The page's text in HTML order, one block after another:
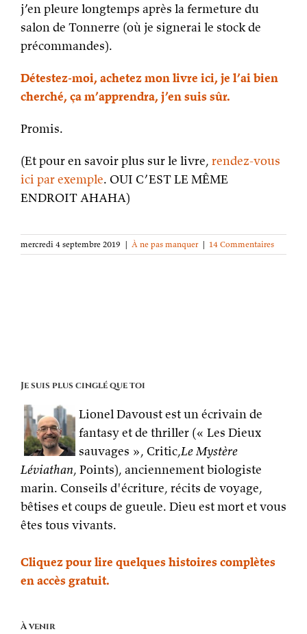
j’en pleure longtemps après la fermeture du
salon de Tonnerre (où je signerai le stock de
précommandes).
Détestez-moi, achetez mon livre ici, je l’ai bien
cherché, ça m’apprendra, j’en suis sûr.
Promis.
(Et pour en savoir plus sur le livre, rendez-vous
ici par exemple. OUI C’EST LE MÊME
ENDROIT AHAHA)
mercredi 4 septembre 2019 | À ne pas manquer | 14 Commentaires
Je suis plus cinglé que toi
Lionel Davoust est un écrivain de
fantasy et de thriller (« Les Dieux
sauvages », Critic,Le Mystère
Léviathan, Points), anciennement biologiste
marin. Conseils d'écriture, récits de voyage,
bêtises et coups de gueule. Dieu est mort et vous
êtes tous vivants.
Cliquez pour lire quelques histoires complètes
en accès gratuit.
À venir